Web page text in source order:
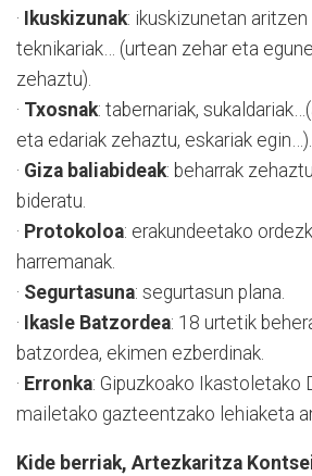
· Ikuskizunak: ikuskizunetan aritzen
teknikariak… (urtean zehar eta
zehaztu).
· Txosnak: tabernariak,
eta edariak zehaztu, eskariak egin…).
· Giza baliabideak: beharrak
bideratu.
· Protokoloa: erakundeetako
harremanak.
· Segurtasuna: segurtasun plana.
· Ikasle Batzordea: 18 urtetik
batzordea, ekimen ezberdinak.
· Erronka: Gipuzkoako Ikastoletako
mailetako gazteentzako lehiaketa
Kide berriak, Artezkaritza